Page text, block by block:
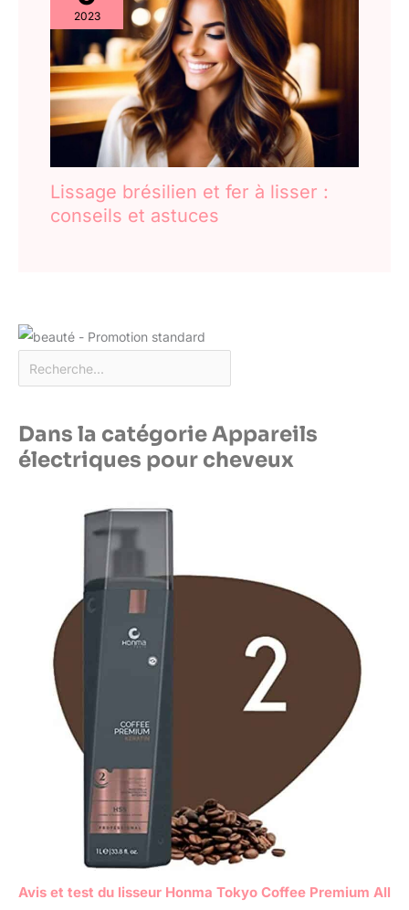
2023
Lissage brésilien et fer à lisser :
conseils et astuces
Dans la catégorie Appareils
électriques pour cheveux
Avis et test du lisseur Honma Tokyo Coffee Premium All